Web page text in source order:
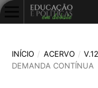
INÍCIO / ACERVO /
DEMANDA CONTÍNUA